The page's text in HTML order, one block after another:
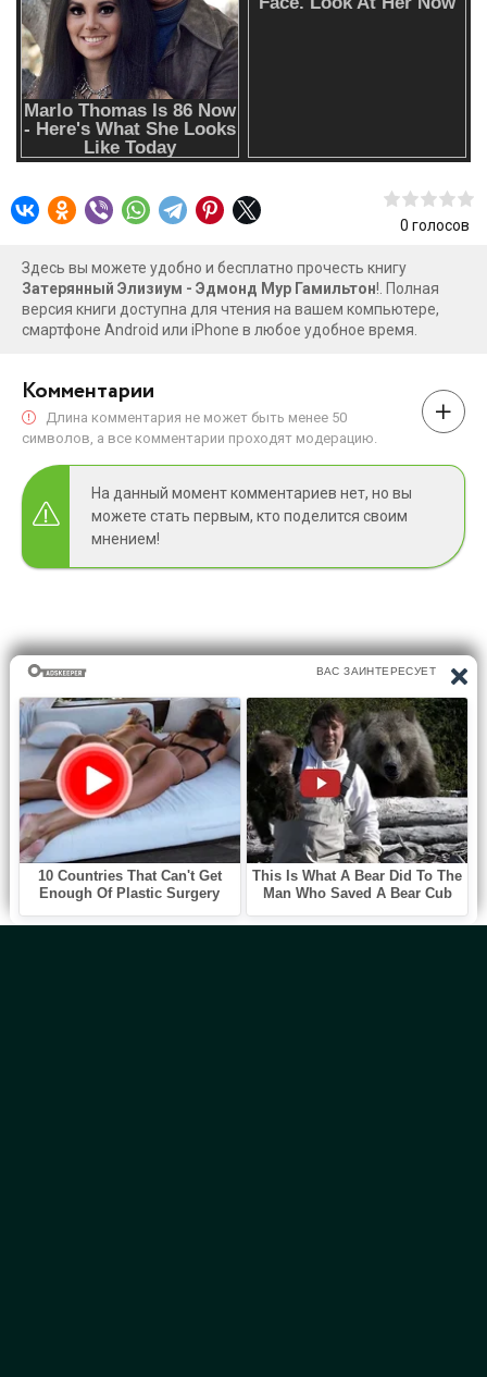
0 голосов
Здесь вы можете удобно и бесплатно прочесть книгу
Затерянный Элизиум - Эдмонд Мур Гамильтон!. Полная
версия книги доступна для чтения на вашем компьютере,
смартфоне Android или iPhone в любое удобное время.
Комментарии
Длина комментария не может быть менее 50
символов, а все комментарии проходят модерацию.
На данный момент комментариев нет, но вы
можете стать первым, кто поделится своим
мнением!